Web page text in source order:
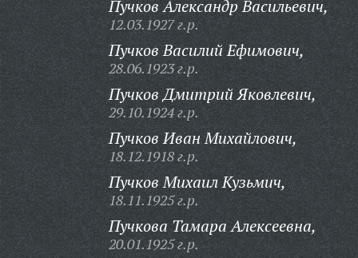
Пучков Александр Васильевич,
12.03.1927 г.р.
Пучков Василий Ефимович,
28.06.1923 г.р.
Пучков Дмитрий Яковлевич,
29.10.1924 г.р.
Пучков Иван Михайлович,
18.12.1918 г.р.
Пучков Михаил Кузьмич,
18.11.1925 г.р.
Пучкова Тамара Алексеевна,
20.01.1925 г.р.